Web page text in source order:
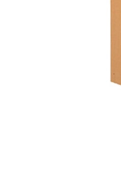
Оборудование